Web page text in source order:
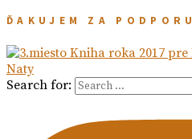
ĎAKUJEM ZA PODPORU
Search for: